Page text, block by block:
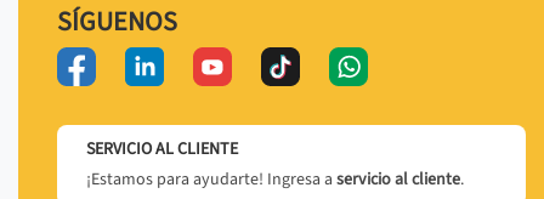
SÍGUENOS
SERVICIO AL CLIENTE
¡Estamos para ayudarte! Ingresa a servicio al cliente.